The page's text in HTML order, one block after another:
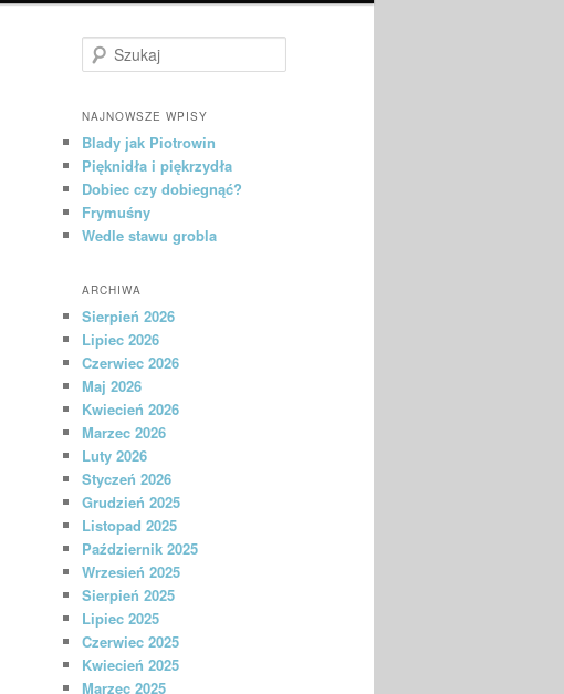
Szukaj
NAJNOWSZE WPISY
Blady jak Piotrowin
Pięknidła i piękrzydła
Dobiec czy dobiegnąć?
Frymuśny
Wedle stawu grobla
ARCHIWA
Sierpień 2026
Lipiec 2026
Czerwiec 2026
Maj 2026
Kwiecień 2026
Marzec 2026
Luty 2026
Styczeń 2026
Grudzień 2025
Listopad 2025
Październik 2025
Wrzesień 2025
Sierpień 2025
Lipiec 2025
Czerwiec 2025
Kwiecień 2025
Marzec 2025